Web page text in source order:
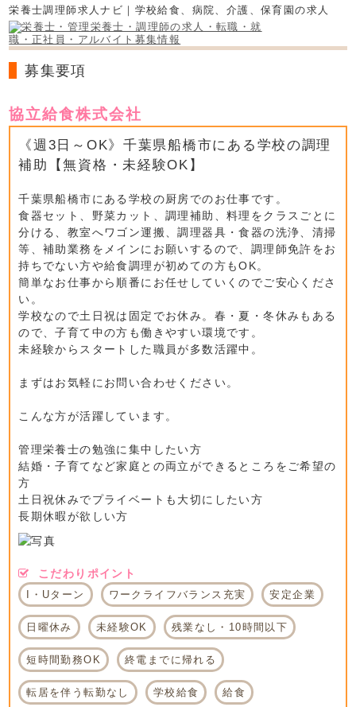
栄養士調理師求人ナビ｜学校給食、病院、介護、保育園の求人
募集要項
協立給食株式会社
《週3日～OK》千葉県船橋市にある学校の調理
補助【無資格・未経験OK】
千葉県船橋市にある学校の厨房でのお仕事です。
食器セット、野菜カット、調理補助、料理をクラスごとに
分ける、教室へワゴン運搬、調理器具・食器の洗浄、清掃
等、補助業務をメインにお願いするので、調理師免許をお
持ちでない方や給食調理が初めての方もOK。
簡単なお仕事から順番にお任せしていくのでご安心くださ
い。
学校なので土日祝は固定でお休み。春・夏・冬休みもある
ので、子育て中の方も働きやすい環境です。
未経験からスタートした職員が多数活躍中。
まずはお気軽にお問い合わせください。
こんな方が活躍しています。
管理栄養士の勉強に集中したい方
結婚・子育てなど家庭との両立ができるところをご希望の
方
土日祝休みでプライベートも大切にしたい方
長期休暇が欲しい方
こだわりポイント
I・Uターン ワークライフバランス充実 安定企業
日曜休み 未経験OK 残業なし・10時間以下
短時間勤務OK 終電までに帰れる
転居を伴う転勤なし 学校給食 給食